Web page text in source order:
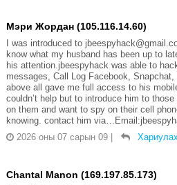
Мэри Жордан (105.116.14.60)
I was introduced to
know what my husband has been up to
his attention.jbeespyhack was able to
messages, Call Log Facebook,
above all gave me full access to his
couldn’t help but to introduce him to
on them and want to spy on their cell
knowing. contact him
2026 оны 07 сарын 09 | Хариулах
Chantal Manon (169.197.85.173)